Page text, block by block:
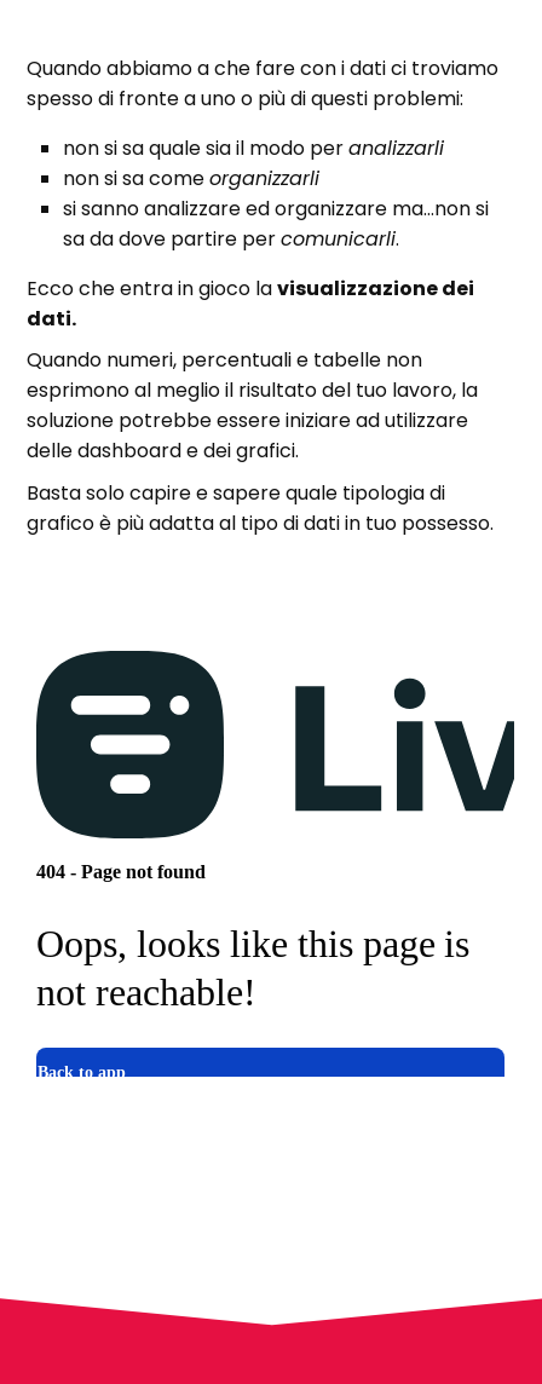
Quando abbiamo a che fare con i dati ci troviamo
spesso di fronte a uno o più di questi problemi:
non si sa quale sia il modo peranalizzarli
non si sa comeorganizzarli
si sanno analizzare ed organizzare ma…non si
sa da dove partire percomunicarli.
Ecco che entra in gioco lavisualizzazione dei
dati.
Quando numeri, percentuali e tabelle non
esprimono al meglio il risultato del tuo lavoro, la
soluzione potrebbe essere iniziare ad utilizzare
delle dashboard e dei grafici.
Basta solo capire e sapere quale tipologia di
grafico è più adatta al tipo di dati in tuo possesso.